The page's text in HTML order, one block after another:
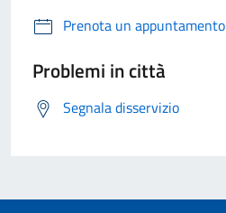
Prenota un appuntamento
Problemi in città
Segnala disservizio